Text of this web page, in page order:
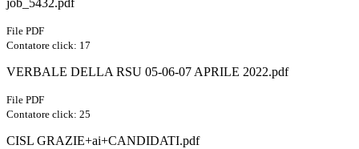
job_5432.pdf
File PDF
Contatore click: 17
VERBALE DELLA RSU 05-06-07 APRILE 2022.pdf
File PDF
Contatore click: 25
CISL GRAZIE+ai+CANDIDATI.pdf